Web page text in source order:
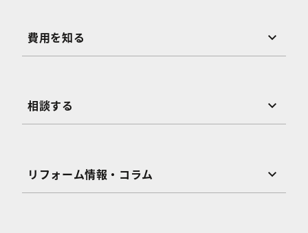
費用を知る
相談する
リフォーム情報・コラム